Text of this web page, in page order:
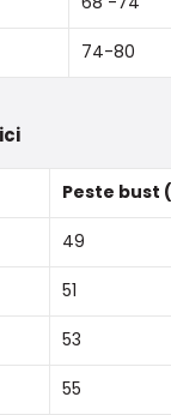
74-80
Peste bust
49
51
53
55